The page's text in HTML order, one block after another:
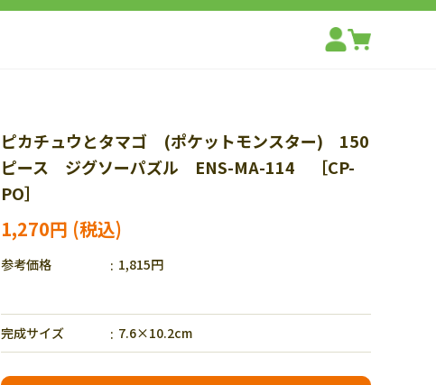
ピカチュウとタマゴ (ポケットモンスター) 150
ピース ジグソーパズル ENS-MA-114 ［CP-
PO］
1,270円
参考価格 1,815円
完成サイズ 7.6×10.2cm